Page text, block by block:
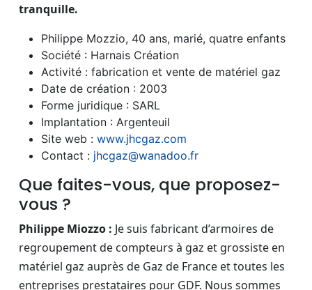
tranquille.
Philippe Mozzio, 40 ans, marié, quatre enfants
Société : Harnais Création
Activité : fabrication et vente de matériel gaz
Date de création : 2003
Forme juridique : SARL
Implantation : Argenteuil
Site web : www.jhcgaz.com
Contact : jhcgaz@wanadoo.fr
Que faites-vous, que proposez-
vous ?
Philippe Miozzo : Je suis fabricant d’armoires de
regroupement de compteurs à gaz et grossiste en
matériel gaz auprès de Gaz de France et toutes les
entreprises prestataires pour GDF. Nous sommes